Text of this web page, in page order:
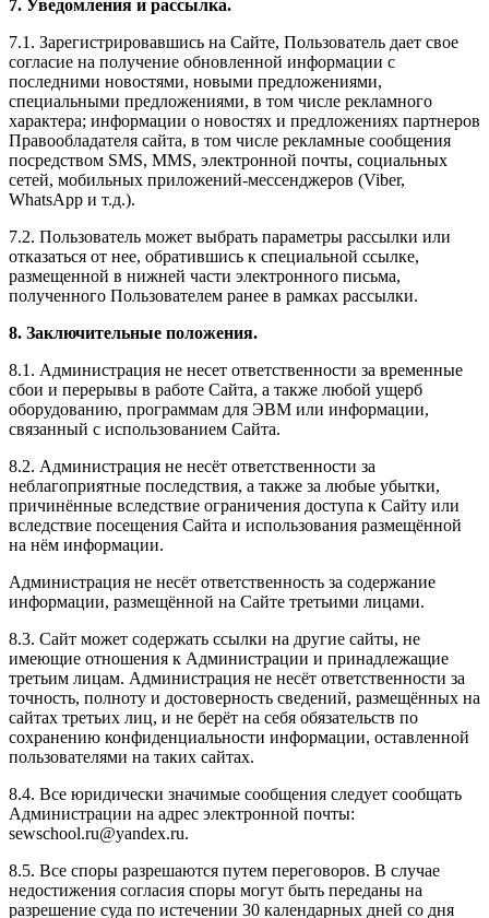
7. Уведомления и рассылка.
7.1. Зарегистрировавшись на Сайте, Пользователь дает свое
согласие на получение обновленной информации с
последними новостями, новыми предложениями,
специальными предложениями, в том числе рекламного
характера; информации о новостях и предложениях партнеров
Правообладателя сайта, в том числе рекламные сообщения
посредством SMS, MMS, электронной почты, социальных
сетей, мобильных приложений-мессенджеров (Viber,
WhatsApp и т.д.).
7.2. Пользователь может выбрать параметры рассылки или
отказаться от нее, обратившись к специальной ссылке,
размещенной в нижней части электронного письма,
полученного Пользователем ранее в рамках рассылки.
8. Заключительные положения.
8.1. Администрация не несет ответственности за временные
сбои и перерывы в работе Сайта, а также любой ущерб
оборудованию, программам для ЭВМ или информации,
связанный с использованием Сайта.
8.2. Администрация не несёт ответственности за
неблагоприятные последствия, а также за любые убытки,
причинённые вследствие ограничения доступа к Сайту или
вследствие посещения Сайта и использования размещённой
на нём информации.
Администрация не несёт ответственность за содержание
информации, размещённой на Сайте третьими лицами.
8.3. Сайт может содержать ссылки на другие сайты, не
имеющие отношения к Администрации и принадлежащие
третьим лицам. Администрация не несёт ответственности за
точность, полноту и достоверность сведений, размещённых на
сайтах третьих лиц, и не берёт на себя обязательств по
сохранению конфиденциальности информации, оставленной
пользователями на таких сайтах.
8.4. Все юридически значимые сообщения следует сообщать
Администрации на адрес электронной почты:
sewschool.ru@yandex.ru.
8.5. Все споры разрешаются путем переговоров. В случае
недостижения согласия споры могут быть переданы на
разрешение суда по истечении 30 календарных дней со дня